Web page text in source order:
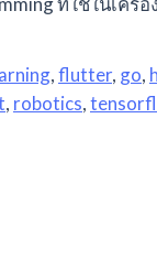
,flutter, go,
, robotics,